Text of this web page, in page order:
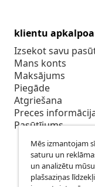
klientu
Izsekot savu
Mans konts
Maksājums
Piegāde
Atgriešana
Preces
Pasūtījums
Mēs izmantojam
saturu un
un analizētu
plašsaziņas